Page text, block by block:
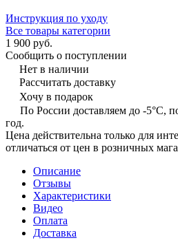
Инструкция по уходу
Все товары категории
1 900 руб.
Сообщить о поступлении
Нет в наличии
Рассчитать доставку
Хочу в подарок
По России доставляем до -5°C,
год.
Цена действительна только для
отличаться от цен в розничных
Описание
Отзывы
Характеристики
Видео
Оплата
Доставка